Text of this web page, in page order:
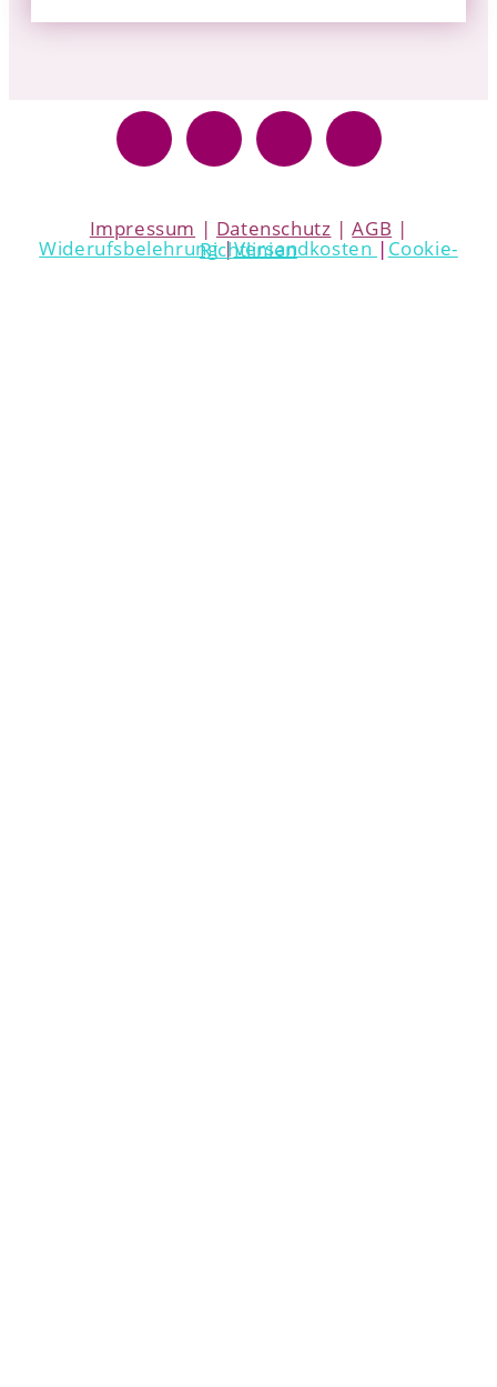
Impressum | Datenschutz |AGB |
Widerufsbelehrung|Versandkosten |
Cookie-Richtlinien